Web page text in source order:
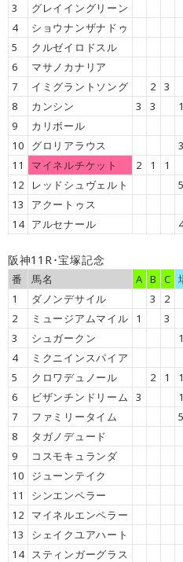
3
グレイイングリーン
4
ショウナンザナドゥ
5
クルゼイロドスル
6
マサノカナリア
7
イミグラントソング 2
3
8
カンシン 3 3
1
9
カリボール
10
グロリアラウス
3
11
マイネルチケット 2 1 1
12
レッドシュヴェルト 5
13
アクートゥス
14 アルセナール
阪神11R･宝塚記念
番 馬名 A B C
1
ダノンデサイル 3
2
2
ミュージアムマイル 1
3
3
シュガークン
1
4
ミクニインスパイア
5
クロワデュノール 2 1
1
6
ビザンチンドリーム 3
1
7
ファミリータイム
5
8
タガノデュード
9
コスモキュランダ
10
ジューンテイク
11
シンエンペラー
12
マイネルエンペラー
13
シェイクユアハート
14 スティンガーグラス